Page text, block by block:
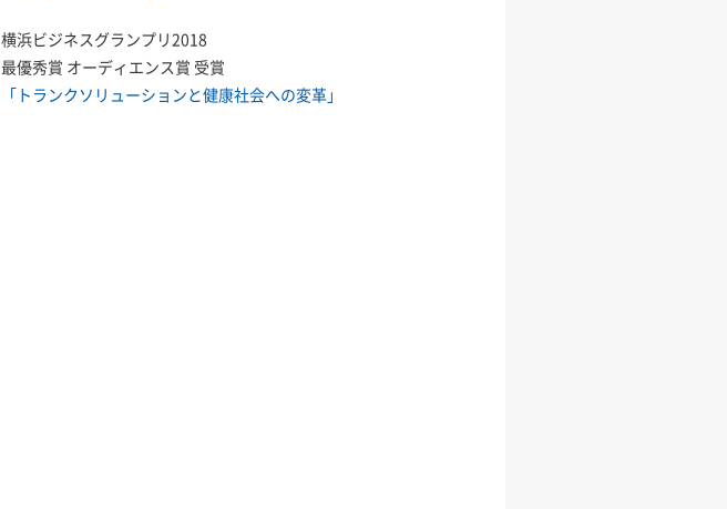
横浜ビジネスグランプリ2018
最優秀賞 オーディエンス賞 受賞
「トランクソリューションと健康社会への変革」